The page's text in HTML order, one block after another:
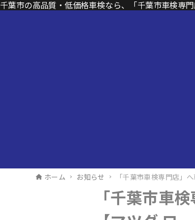
千葉市の高品質・低価格車検なら、「千葉市車検専
ホーム お知らせ 「千葉市車検専門店」
「千葉市車